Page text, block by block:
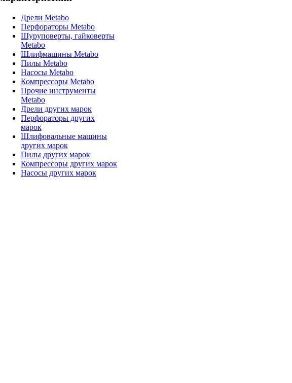
Дрели Metabo
Перфораторы Metabo
Шуруповерты, гайковерты
Metabo
Шлифмашины Metabo
Пилы Metabo
Насосы Metabo
Компрессоры Metabo
Прочие инструменты
Metabo
Дрели других марок
Перфораторы других
марок
Шлифовальные машины
других марок
Пилы других марок
Компрессоры других марок
Насосы других марок